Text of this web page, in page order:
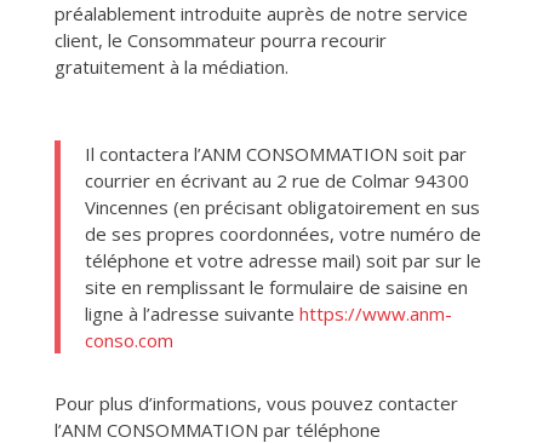
préalablement introduite auprès de notre service
client, le Consommateur pourra recourir
gratuitement à la médiation.
Il contactera l’ANM CONSOMMATION soit par
courrier en écrivant au 2 rue de Colmar 94300
Vincennes (en précisant obligatoirement en sus
de ses propres coordonnées, votre numéro de
téléphone et votre adresse mail) soit par sur le
site en remplissant le formulaire de saisine en
ligne à l’adresse suivante https://www.anm-
conso.com
Pour plus d’informations, vous pouvez contacter
l’ANM CONSOMMATION par téléphone